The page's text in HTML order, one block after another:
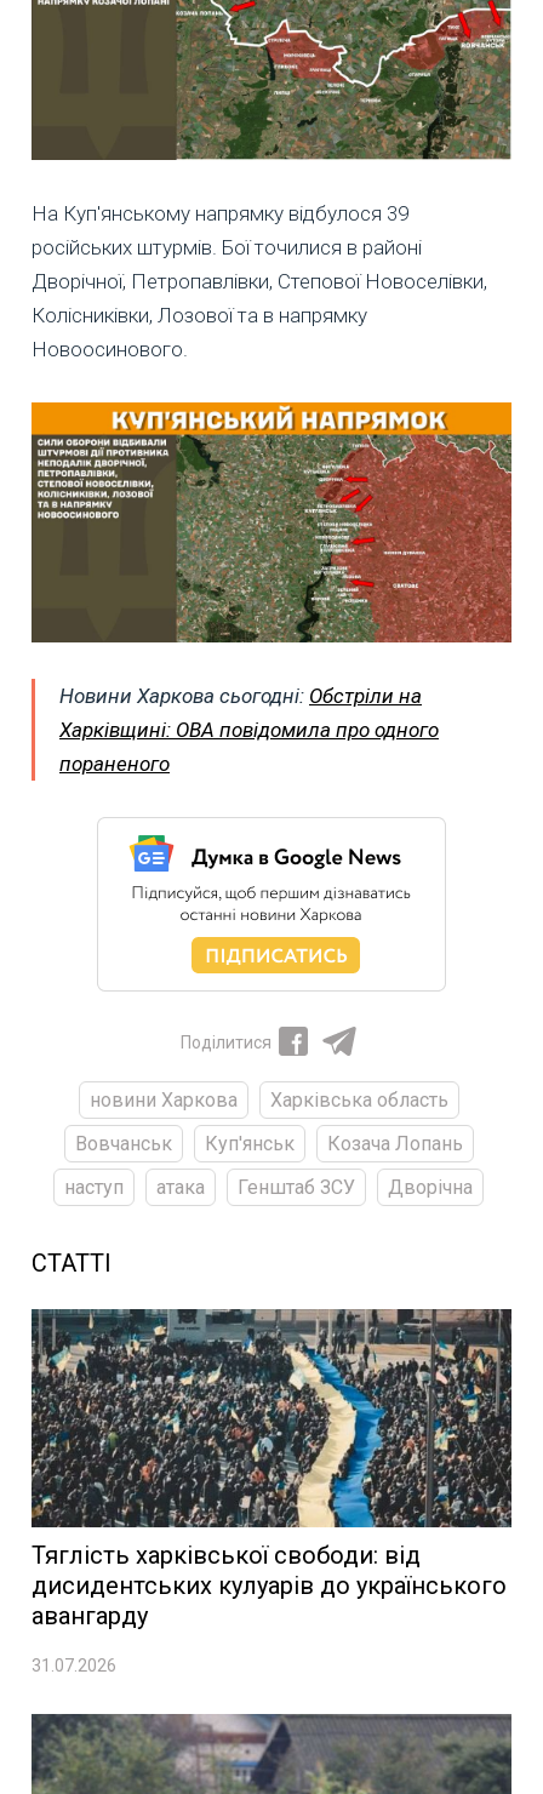
На Куп'янському напрямку відбулося 39
російських штурмів. Бої точилися в районі
Дворічної, Петропавлівки, Степової Новоселівки,
Колісниківки, Лозової та в напрямку
Новоосинового.
Новини Харкова сьогодні: Обстріли на
Харківщині: ОВА повідомила про одного
пораненого
Поділитися
новини Харкова
Харківська область
Вовчанськ
Куп'янськ
Козача Лопань
наступ
атака Генштаб ЗСУ Дворічна
СТАТТІ
Тяглість харківської свободи: від
дисидентських кулуарів до українського
авангарду
31.07.2026